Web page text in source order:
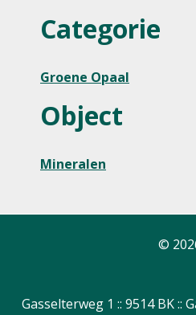
Categorie
Groene Opaal
Object
Mineralen
©
Gasselterweg 1 :: 9514 BK ::